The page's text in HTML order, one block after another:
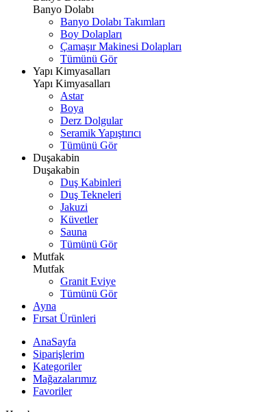
Banyo Dolabı
Banyo Dolabı Takımları
Boy Dolapları
Çamaşır Makinesi Dolapları
Tümünü Gör
Yapı Kimyasalları
Yapı Kimyasalları
Astar
Boya
Derz Dolgular
Seramik Yapıştırıcı
Tümünü Gör
Duşakabin
Duşakabin
Duş Kabinleri
Duş Tekneleri
Jakuzi
Küvetler
Sauna
Tümünü Gör
Mutfak
Mutfak
Granit Eviye
Tümünü Gör
Ayna
Fırsat Ürünleri
AnaSayfa
Siparişlerim
Kategoriler
Mağazalarımız
Favoriler